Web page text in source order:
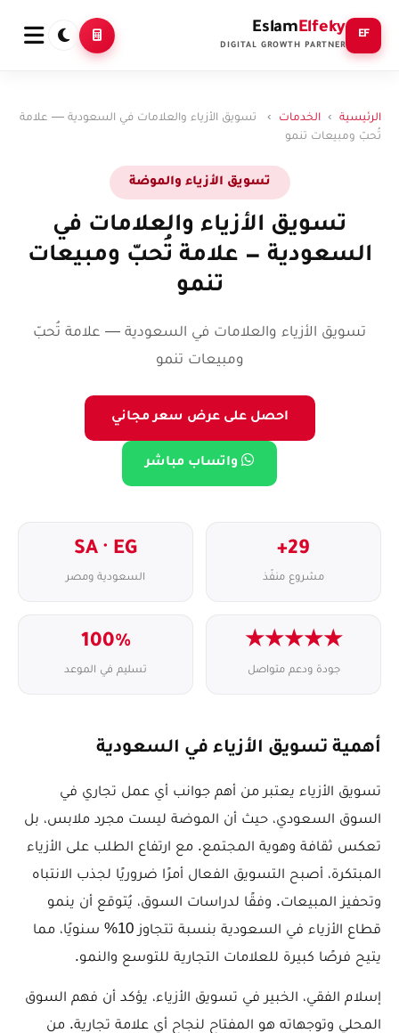
EF
EslamElfeky
DIGITAL GROWTH PARTNER
الرئيسية › الخدمات ›
تسويق الأزياء والعلامات في السعودية — علامة
تُحبّ ومبيعات تنمو
تسويق الأزياء والموضة
تسويق الأزياء والعلامات في
السعودية — علامة تُحبّ ومبيعات
تنمو
تسويق الأزياء والعلامات في السعودية — علامة تُحبّ
ومبيعات تنمو
احصل على عرض سعر مجاني
واتساب مباشر
29+
مشروع منفّذ
SA · EG
السعودية ومصر
★★★★★
جودة ودعم متواصل
100%
تسليم في الموعد
أهمية تسويق الأزياء في السعودية
تسويق الأزياء يعتبر من أهم جوانب أي عمل تجاري في
السوق السعودي، حيث أن الموضة ليست مجرد ملابس، بل
تعكس ثقافة وهوية المجتمع. مع ارتفاع الطلب على الأزياء
المبتكرة، أصبح التسويق الفعال أمرًا ضروريًا لجذب الانتباه
وتحفيز المبيعات. وفقًا لدراسات السوق، يُتوقع أن ينمو
قطاع الأزياء في السعودية بنسبة تتجاوز 10% سنويًا، مما
يتيح فرصًا كبيرة للعلامات التجارية للتوسع والنمو.
إسلام الفقي، الخبير في تسويق الأزياء، يؤكد أن فهم السوق
المحلي وتوجهاته هو المفتاح لنجاح أي علامة تجارية. من